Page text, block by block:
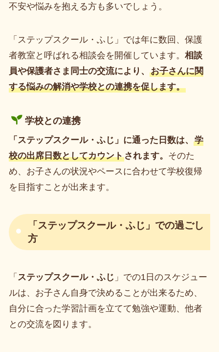
不安や悩みを抱える方も多いでしょう。
「ステップスクール・ふじ」では年に数回、保護
者教室と呼ばれる相談会を開催しています。 相談
員や保護者さま同士の交流により、 お子さんに関
する悩みの解消や学校との連携を促します。
学校との連携
「ステップスクール・ふじ」に通った日数は、 学
校の出席日数としてカウントされます。 そのた
め、お子さんの状況やペースに合わせて学校復帰
を目指すことが出来ます。
「 ステップスクール・ふじ 」での過ごし
方
「 ステップスクール・ふじ 」での1日のスケジュー
ルは、お子さん自身で決めることが出来るため、
自分に合った学習計画を立てて勉強や運動、他者
との交流を図ります。